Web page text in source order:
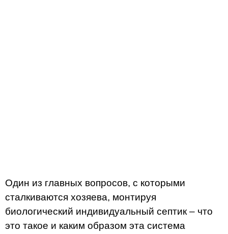
Один из главных вопросов, с которыми
сталкиваются хозяева, монтируя
биологический индивидуальный септик – что
это такое и каким образом эта система